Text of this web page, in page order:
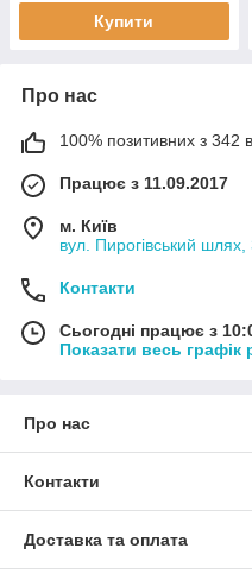
MERCEDES-BENZ, PUCH,
Купити
Про нас
100% позитивних з 342
Працює з 11.09.2017
м. Київ
вул. Пирогівський шлях,
Контакти
Сьогодні працює з
Показати весь графік
Про нас
Контакти
Доставка та оплата